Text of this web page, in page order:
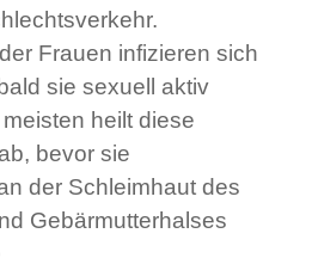
Frauen infizieren sich
sie sexuell aktiv
heilt diese
bevor sie
der Schleimhaut des
Gebärmutterhalses